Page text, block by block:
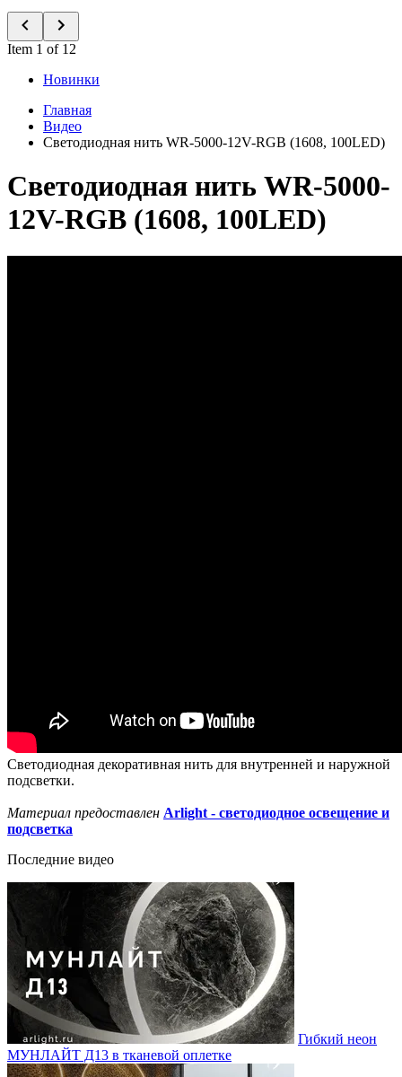
Item 1 of 12
Новинки
Главная
Видео
Светодиодная нить WR-5000-12V-RGB (1608, 100LED)
Светодиодная нить WR-5000-
12V-RGB (1608, 100LED)
Светодиодная декоративная нить для внутренней и наружной
подсветки.
Материал предоставлен Arlight - светодиодное освещение и
подсветка
Последние видео
Гибкий неон
МУНЛАЙТ Д13 в тканевой оплетке